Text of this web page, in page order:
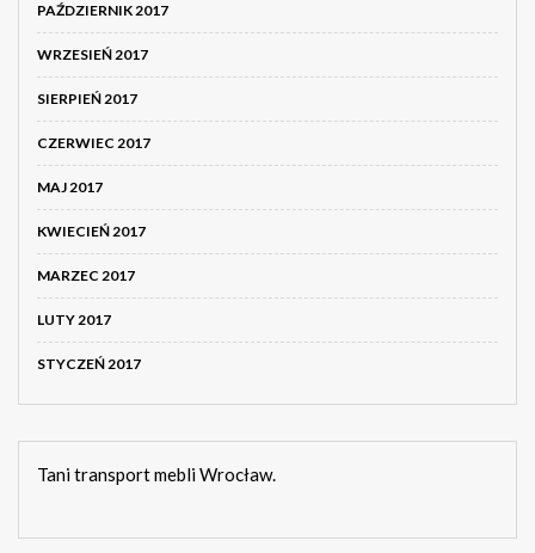
PAŹDZIERNIK 2017
WRZESIEŃ 2017
SIERPIEŃ 2017
CZERWIEC 2017
MAJ 2017
KWIECIEŃ 2017
MARZEC 2017
LUTY 2017
STYCZEŃ 2017
Tani transport mebli Wrocław.